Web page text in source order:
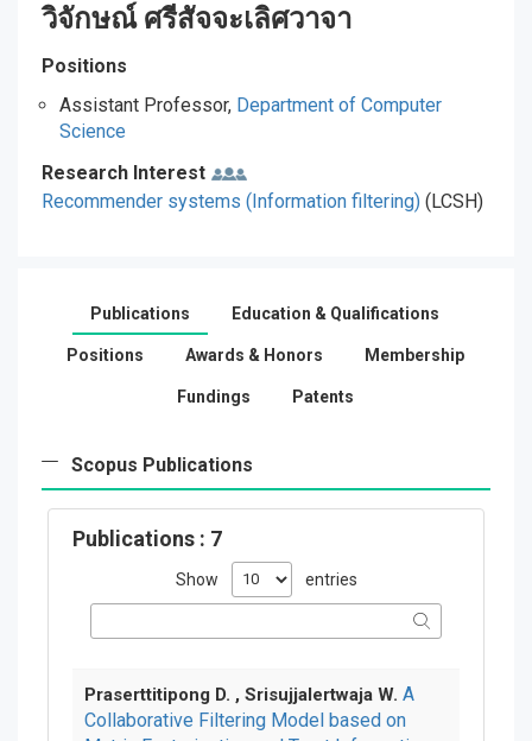
วิจักษณ์ ศรีสัจจะเลิศวาจา
Positions
Assistant Professor, Department of Computer
Science
Research Interest
Recommender systems (Information filtering) (LCSH)
Publications Education & Qualifications
Positions Awards & Honors Membership
Fundings Patents
Scopus Publications
Publications : 7
Show entries
Praserttitipong D. , Srisujjalertwaja W. A
Collaborative Filtering Model based on